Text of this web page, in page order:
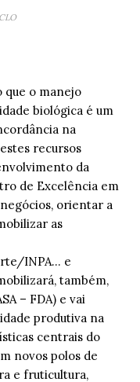
que o manejo
biológica é um
na
recursos
da
de Excelência em
orientar a
as
INPA… e
também,
– FDA) e vai
produtiva na
centrais do
novos polos de
e fruticultura,